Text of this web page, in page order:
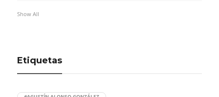
Show All
Etiquetas